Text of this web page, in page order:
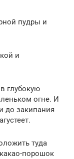
пудры и
и
глубокую
огне. И
до закипания
туда
порошок